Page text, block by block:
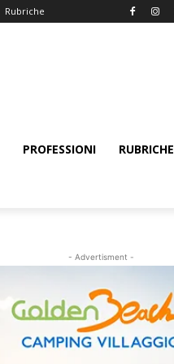
Rubriche
PROFESSIONI RUBRICHE
- Advertisment -